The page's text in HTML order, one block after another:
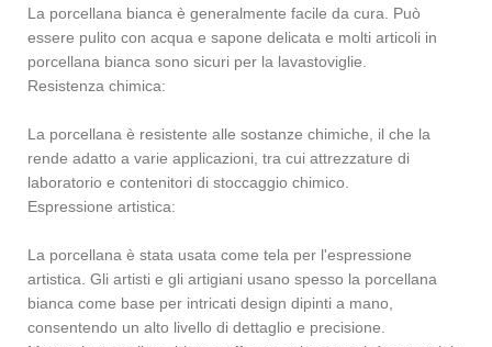
La porcellana bianca è generalmente facile da cura. Può
essere pulito con acqua e sapone delicata e molti articoli in
porcellana bianca sono sicuri per la lavastoviglie.
Resistenza chimica:
La porcellana è resistente alle sostanze chimiche, il che la
rende adatto a varie applicazioni, tra cui attrezzature di
laboratorio e contenitori di stoccaggio chimico.
Espressione artistica:
La porcellana è stata usata come tela per l'espressione
artistica. Gli artisti e gli artigiani usano spesso la porcellana
bianca come base per intricati design dipinti a mano,
consentendo un alto livello di dettaglio e precisione.